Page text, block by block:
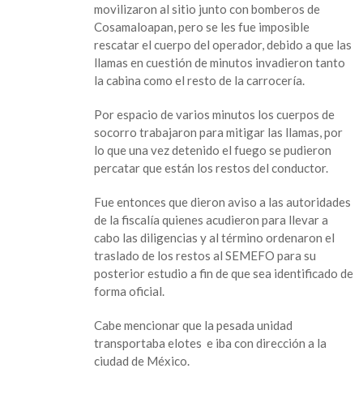
movilizaron al sitio junto con bomberos de
Cosamaloapan, pero se les fue imposible
rescatar el cuerpo del operador, debido a que las
llamas en cuestión de minutos invadieron tanto
la cabina como el resto de la carrocería.
Por espacio de varios minutos los cuerpos de
socorro trabajaron para mitigar las llamas, por
lo que una vez detenido el fuego se pudieron
percatar que están los restos del conductor.
Fue entonces que dieron aviso a las autoridades
de la fiscalía quienes acudieron para llevar a
cabo las diligencias y al término ordenaron el
traslado de los restos al SEMEFO para su
posterior estudio a fin de que sea identificado de
forma oficial.
Cabe mencionar que la pesada unidad
transportaba elotes e iba con dirección a la
ciudad de México.